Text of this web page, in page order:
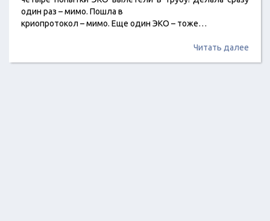
один раз – мимо. Пошла в
криопротокол – мимо. Еще один ЭКО – тоже…
Читать далее